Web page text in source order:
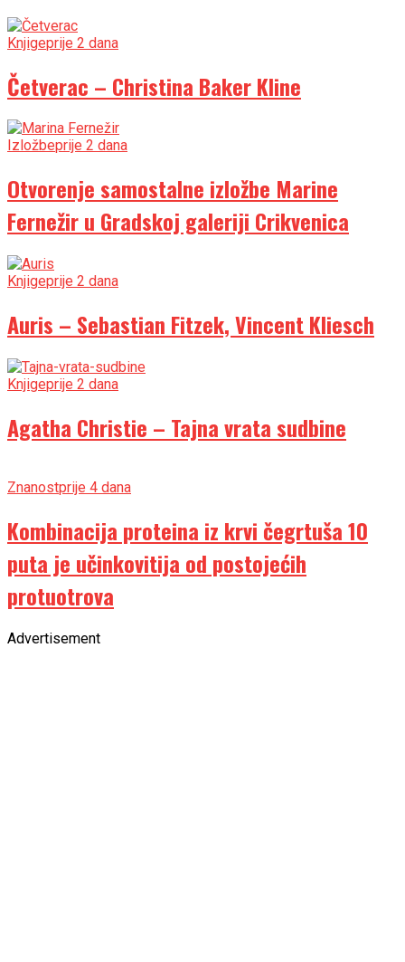
Knjigeprije 2 dana
Četverac – Christina Baker Kline
Izložbeprije 2 dana
Otvorenje samostalne izložbe Marine
Fernežir u Gradskoj galeriji Crikvenica
Knjigeprije 2 dana
Auris – Sebastian Fitzek, Vincent Kliesch
Knjigeprije 2 dana
Agatha Christie – Tajna vrata sudbine
Znanostprije 4 dana
Kombinacija proteina iz krvi čegrtuša 10
puta je učinkovitija od postojećih
protuotrova
Advertisement